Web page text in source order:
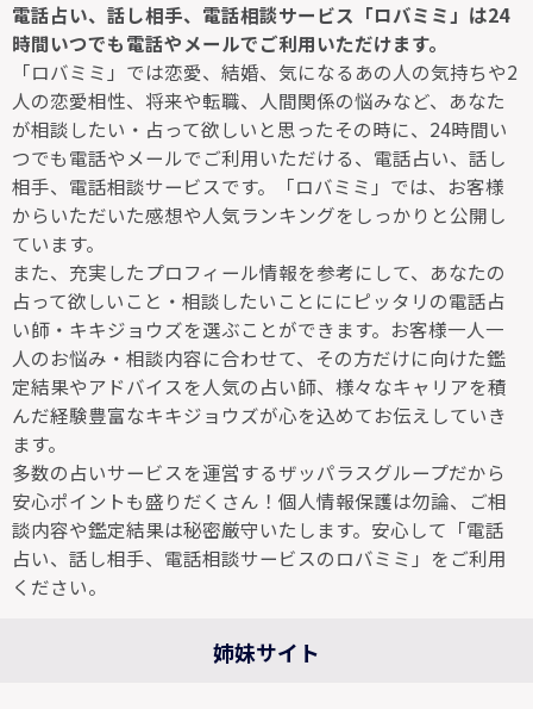
電話占い、話し相手、電話相談サービス「ロバミミ」は24
時間いつでも電話やメールでご利用いただけます。
「ロバミミ」では恋愛、結婚、気になるあの人の気持ちや2
人の恋愛相性、将来や転職、人間関係の悩みなど、あなた
が相談したい・占って欲しいと思ったその時に、24時間い
つでも電話やメールでご利用いただける、電話占い、話し
相手、電話相談サービスです。「ロバミミ」では、お客様
からいただいた感想や人気ランキングをしっかりと公開し
ています。
また、充実したプロフィール情報を参考にして、あなたの
占って欲しいこと・相談したいことににピッタリの電話占
い師・キキジョウズを選ぶことができます。お客様一人一
人のお悩み・相談内容に合わせて、その方だけに向けた鑑
定結果やアドバイスを人気の占い師、様々なキャリアを積
んだ経験豊富なキキジョウズが心を込めてお伝えしていき
ます。
多数の占いサービスを運営するザッパラスグループだから
安心ポイントも盛りだくさん！個人情報保護は勿論、ご相
談内容や鑑定結果は秘密厳守いたします。安心して「電話
占い、話し相手、電話相談サービスのロバミミ」をご利用
ください。
姉妹サイト